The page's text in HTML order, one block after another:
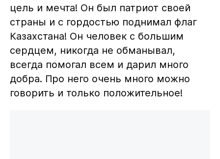
цель и мечта! Он был патриот своей
страны и с гордостью поднимал флаг
Казахстана! Он человек с большим
сердцем, никогда не обманывал,
всегда помогал всем и дарил много
добра. Про него очень много можно
говорить и только положительное!